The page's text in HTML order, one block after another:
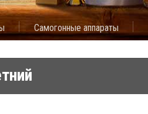
Самогонные аппараты